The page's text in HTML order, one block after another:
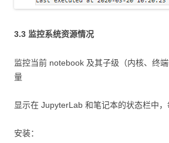
3.3 监控系统资源情况
监控当前 notebook 及其子级（内核、终
量
显示在 JupyterLab 和笔记本的状态栏中
安装：